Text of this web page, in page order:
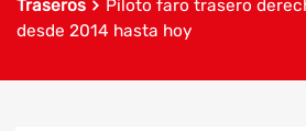
Traseros
Piloto faro trasero
desde 2014 hasta hoy